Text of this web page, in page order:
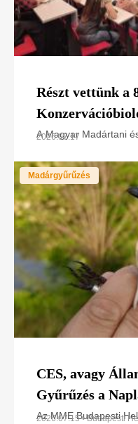
Részt vettünk a
A Magyar Madártani
tapasztalatait mutatta
2026.07.17
Madárgyűrűzés
CES, avagy
Gyűrűzés a
Az MME Budapesti
2026.07.15 • Budapesti